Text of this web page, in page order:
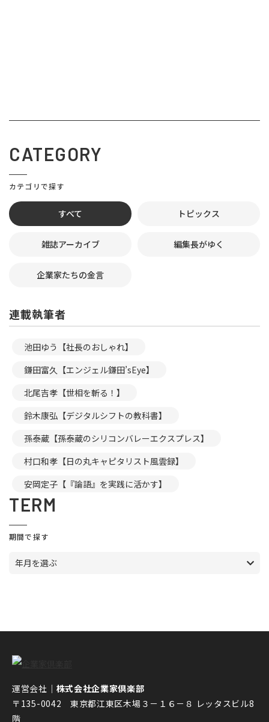
CATEGORY
カテゴリで探す
すべて トピックス
雑誌アーカイブ 編集長がゆく
企業家たちの金言
連載執筆者
池田ゆう【社長のおしゃれ】
鎌田富久【エンジェル鎌田’sEye】
北尾吉孝【世相を斬る！】
鈴木康弘【デジタルシフトの教科書】
孫泰蔵【孫泰蔵のシリコンバレーエクスプレス】
村口和孝【日の丸キャピタリスト風雲録】
安岡定子【『論語』を実践に活かす】
TERM
期間で探す
年月を選ぶ
運営会社｜ 株式会社企業家倶楽部
〒135-0042 東京都江東区木場３－１６－８ レッタスビル8
階